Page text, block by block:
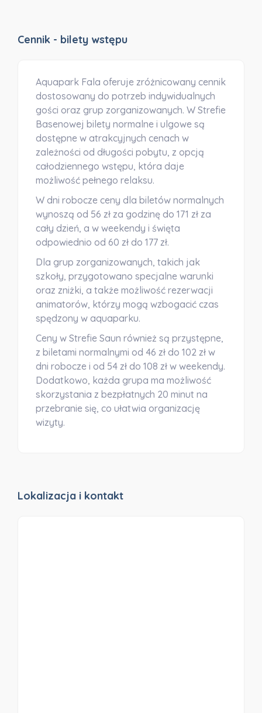
Cennik - bilety wstępu
Aquapark Fala oferuje zróżnicowany cennik
dostosowany do potrzeb indywidualnych
gości oraz grup zorganizowanych. W Strefie
Basenowej bilety normalne i ulgowe są
dostępne w atrakcyjnych cenach w
zależności od długości pobytu, z opcją
całodziennego wstępu, która daje
możliwość pełnego relaksu.
W dni robocze ceny dla biletów normalnych
wynoszą od 56 zł za godzinę do 171 zł za
cały dzień, a w weekendy i święta
odpowiednio od 60 zł do 177 zł.
Dla grup zorganizowanych, takich jak
szkoły, przygotowano specjalne warunki
oraz zniżki, a także możliwość rezerwacji
animatorów, którzy mogą wzbogacić czas
spędzony w aquaparku.
Ceny w Strefie Saun również są przystępne,
z biletami normalnymi od 46 zł do 102 zł w
dni robocze i od 54 zł do 108 zł w weekendy.
Dodatkowo, każda grupa ma możliwość
skorzystania z bezpłatnych 20 minut na
przebranie się, co ułatwia organizację
wizyty.
Lokalizacja i kontakt